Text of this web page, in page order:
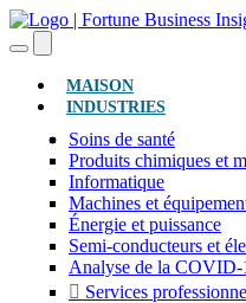
MAISON(ACTUEL)
INDUSTRIES
Soins de santé
Produits chimiques et
Informatique
Machines et
Énergie et puissance
Semi-conducteurs et
Analyse de la COVID-
Services